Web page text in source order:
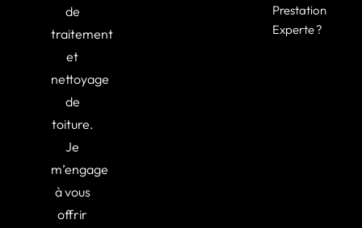
de
traitement
et
nettoyage
de
toiture.
Je
m’engage
à vous
offrir
Prestation
Experte ?